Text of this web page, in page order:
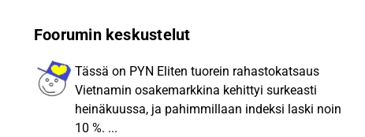
arvo on yli viisikymmenkertaistunut ja
prosenttia. Aasian arvopaperimarkkinoilla PYN
Elite on kokenut sijoittaja. Rahasto on tehnyt
sijoituksia Thaimaan lisäksi Kiinassa,
Indonesiassa ja Filippiineillä. Vuodesta 2017 kaikki
Foorumin keskustelut
Tässä on PYN Eliten tuorein rahastokatsaus
Vietnamin osakemarkkina kehittyi surkeasti
heinäkuussa, ja pahimmillaan indeksi laski noin
10 %. ...